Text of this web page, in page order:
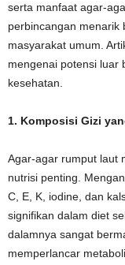
serta manfaat agar-
perbincangan menarik
masyarakat umum.
mengenai potensi luar
kesehatan.
1. Komposisi Gizi
Agar-agar rumput laut
nutrisi penting.
C, E, K, iodine, dan
signifikan dalam diet
dalamnya sangat
memperlancar